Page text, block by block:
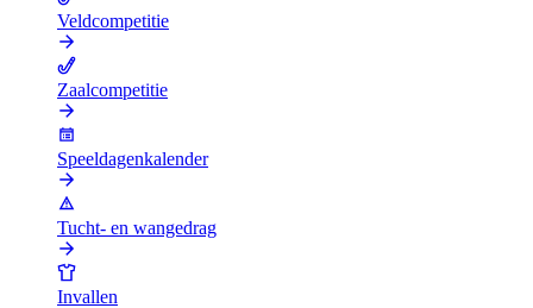
Veldcompetitie
Zaalcompetitie
Speeldagenkalender
Tucht- en wangedrag
Invallen